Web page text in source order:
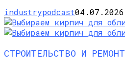
industrypodcast04.07.2026
СТРОИТЕЛЬСТВО И РЕМОНТ